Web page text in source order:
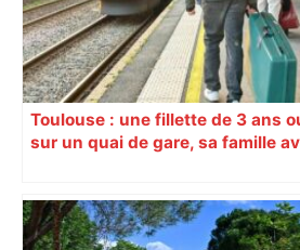
Toulouse : une fillette de 3 ans
sur un quai de gare, sa famille